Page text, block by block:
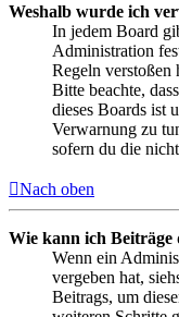
Weshalb wurde ich
In jedem Board
Administration
Regeln verstoßen
Bitte beachte,
dieses Boards ist
Verwarnung zu
sofern du die
Nach oben
Wie kann ich Beiträge
Wenn ein
vergeben hat,
Beitrags, um